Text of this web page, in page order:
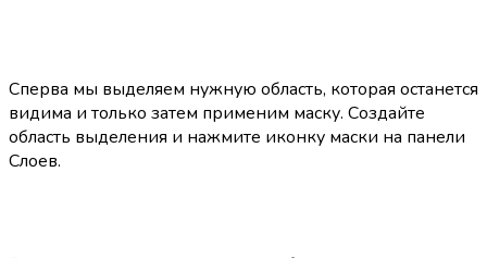
Сперва мы выделяем нужную область, которая останется
видима и только затем применим маску. Создайте
область выделения и нажмите иконку маски на панели
Слоев.